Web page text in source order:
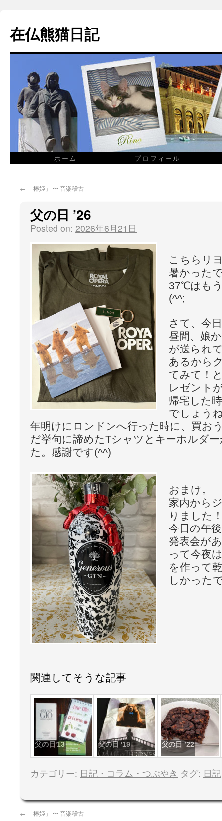
在仏熊猫日記
ホーム プロフィール
← 「椿姫」 〜 音楽稽古
父の日 ’26
Posted on: 2026年6月21日
こちらリ
暑かった
37℃はも
(^^;
さて、今
昼間、娘
が送られ
あるから
てみて！
レゼント
帰宅した
でしょう
年明けにロンドンへ行った時に、買お
だ挙句に諦めたTシャツとキーホルダ
た。感謝です(^^)
おまけ。
家内から
りました
今日の午
発表会が
って今夜
を作って
しかった
関連してそうな記事
父の日'13 父の日 '19 父の日 ’22
カテゴリー: 日記・コラム・つぶやき タグ: 日記
← 「椿姫」 〜 音楽稽古